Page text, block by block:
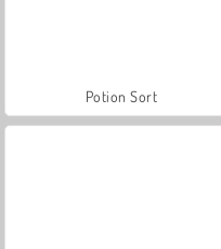
Potion Sort